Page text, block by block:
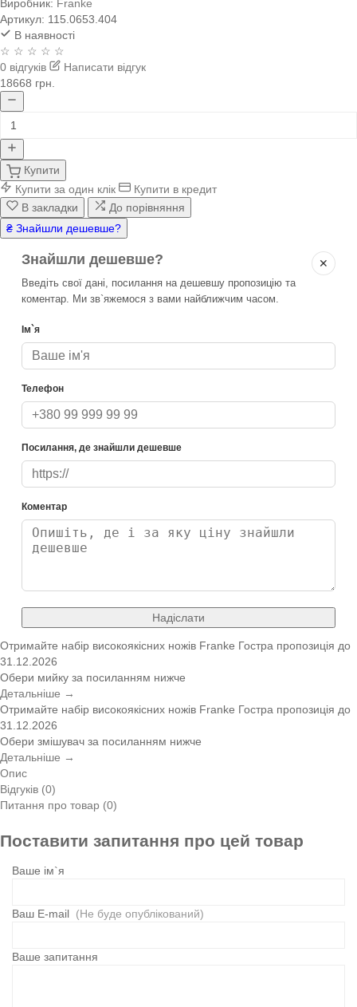
Виробник: Franke
Артикул: 115.0653.404
В наявності
☆ ☆ ☆ ☆ ☆
0 відгуків
Написати відгук
18668 грн.
Купити
Купити за один клік
Купити в кредит
В закладки
До порівняння
₴ Знайшли дешевше?
✕
Знайшли дешевше?
Введіть свої дані, посилання на дешевшу пропозицію та
коментар. Ми зв`яжемося з вами найближчим часом.
Ім`я
Телефон
Посилання, де знайшли дешевше
Коментар
Надіслати
Отримайте набір високоякісних ножів Franke Гостра пропозиція до
31.12.2026
Обери мийку за посиланням нижче
Детальніше →
Отримайте набір високоякісних ножів Franke Гостра пропозиція до
31.12.2026
Обери змішувач за посиланням нижче
Детальніше →
Опис
Відгуків (0)
Питання про товар (0)
Поставити запитання про цей товар
Ваше ім`я
Ваш E-mail (Не буде опублікований)
Ваше запитання